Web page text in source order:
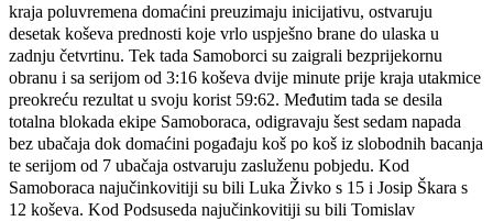
kraja poluvremena domaćini preuzimaju inicijativu, ostvaruju
desetak koševa prednosti koje vrlo uspješno brane do ulaska u
zadnju četvrtinu. Tek tada Samoborci su zaigrali bezprijekornu
obranu i sa serijom od 3:16 koševa dvije minute prije kraja utakmice
preokreću rezultat u svoju korist 59:62. Međutim tada se desila
totalna blokada ekipe Samoboraca, odigravaju šest sedam napada
bez ubačaja dok domaćini pogađaju koš po koš iz slobodnih bacanja
te serijom od 7 ubačaja ostvaruju zasluženu pobjedu. Kod
Samoboraca najučinkovitiji su bili Luka Živko s 15 i Josip Škara s
12 koševa. Kod Podsuseda najučinkovitiji su bili Tomislav